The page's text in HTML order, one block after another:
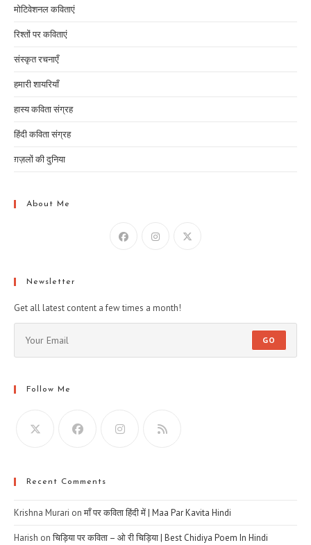
मोटिवेशनल कविताएं
रिश्तों पर कविताएं
संस्कृत रचनाएँ
हमारी शायरियाँ
हास्य कविता संग्रह
हिंदी कविता संग्रह
ग़ज़लों की दुनिया
About Me
Newsletter
Get all latest content a few times a month!
GO
Follow Me
Recent Comments
Krishna Murari onमाँ पर कविता हिंदी में | Maa Par Kavita Hindi
Harish onचिड़िया पर कविता – ओ री चिड़िया | Best Chidiya Poem In Hindi